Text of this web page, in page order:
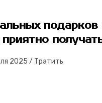
2025 / Тратить